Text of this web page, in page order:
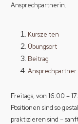
Ansprechpartnerin.
Kurszeiten
Übungsort
Beitrag
Ansprechpartner
Freitags, von 16:00 –
Positionen sind so
praktizieren sind –